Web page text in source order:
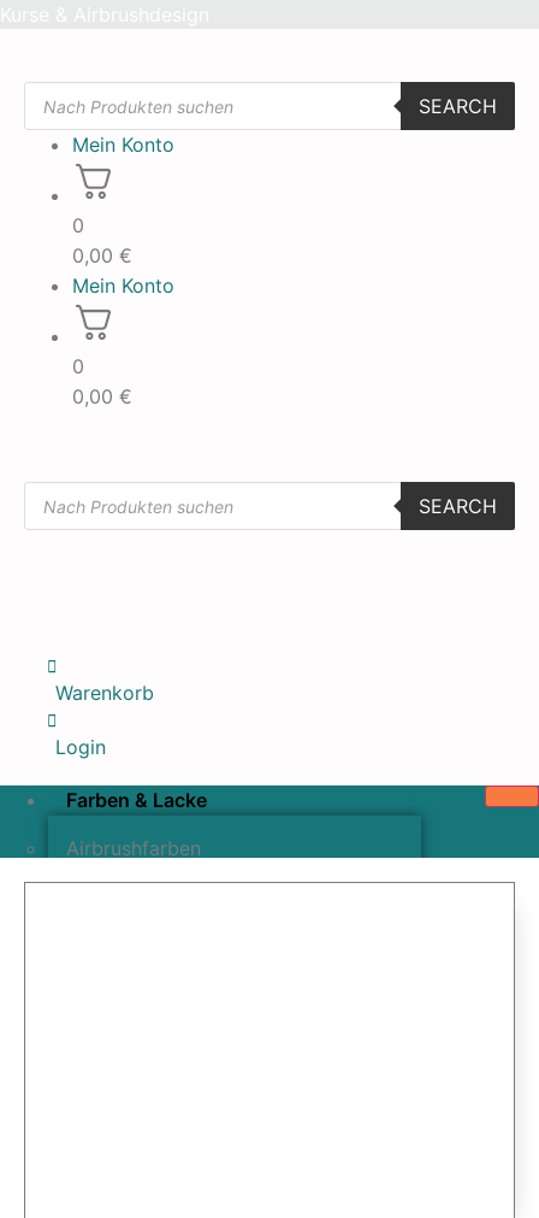
Products
search
SEARCH
Mein Konto
0
0,00 €
Mein Konto
0
0,00 €
Products
search
SEARCH
Warenkorb
Login
Farben & Lacke
Airbrushfarben
Pinselfarben & Farbsätze